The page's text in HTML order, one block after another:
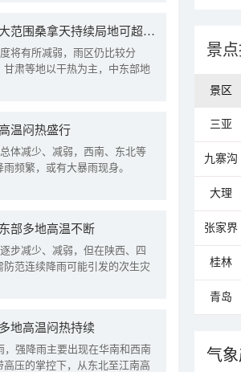
我国降雨强度进一步减弱 中东部大范围桑拿天持续局地可超38℃
将有所减弱，雨区仍比较分
肃等地以干热为主，中东部地
温闷热盛行
体减少、减弱，西南、东北等
频繁，或有大暴雨现身。
部多地高温不断
步减少、减弱，但在陕西、四
范连续降雨可能引发的次生灾
地高温闷热持续
强降雨主要出现在华南和西南
压的掌控下，从东北至江南高
景
景区
三亚
九寨沟
大理
张家界
桂林
青岛
气